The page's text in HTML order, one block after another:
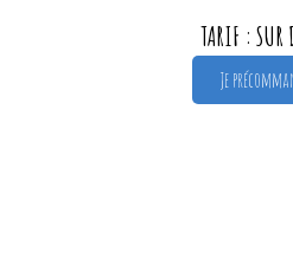
TARIF : SUR
Je